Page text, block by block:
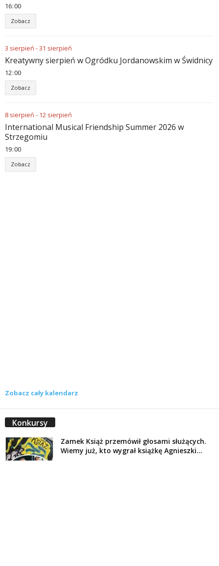
16:00
Zobacz
3 sierpień -31 sierpień
Kreatywny sierpień w Ogródku Jordanowskim w Świdnicy
12:00
Zobacz
8 sierpień - 12 sierpień
International Musical Friendship Summer 2026 w
Strzegomiu
19:00
Zobacz
Zobacz cały kalendarz
Konkursy
Zamek Książ przemówił głosami służących.
Wiemy już, kto wygrał książkę Agnieszki...